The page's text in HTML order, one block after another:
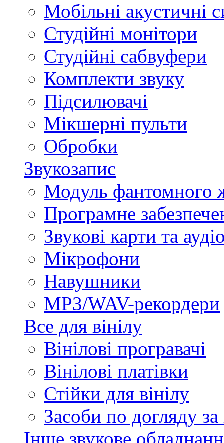
Мобільні акустичні
Студійні монітори
Студійні сабвуфери
Комплекти звуку
Підсилювачі
Мікшерні пульти
Обробки
Звукозапис
Модуль фантомного
Програмне
Звукові карти та
Мікрофони
Навушники
MP3/WAV-рекордери
Все для вінілу
Вінілові програвачі
Вінілові платівки
Стійки для вінілу
Засоби по догляду за
Інше звукове